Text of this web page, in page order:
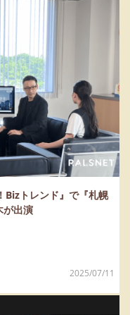
Bizトレンド』で『札幌
が出演
2025/07/11